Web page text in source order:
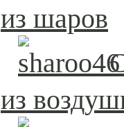
из шаров
из